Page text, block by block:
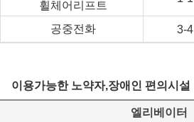
휠체어리프트
공중전화 3-4
이용가능한 노약자,장애인 편의시설
엘리베이터